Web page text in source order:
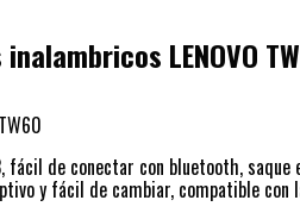
LENOVO
fácil de conectar con bluetooth,
y fácil de cambiar, compatible con